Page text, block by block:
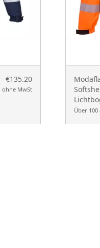
€135.20
ohne MwSt
Über